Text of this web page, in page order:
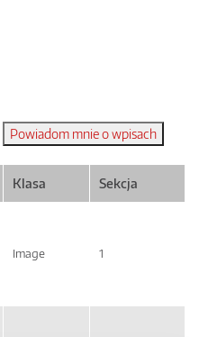
Klasa Sekcja
Image 1